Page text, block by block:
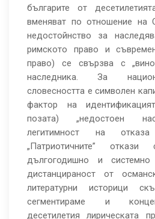
българите от
вменяват по отношение на
недостойнство за
римското право и
право) се свързва с
наследника. За
словесността е символен
фактор на
позата) „недостоен
легитимност на
„Патриотичните”
дългогодишно и
дистанцираност от
литературни историци
сегментираме и
десетилетия лирическата